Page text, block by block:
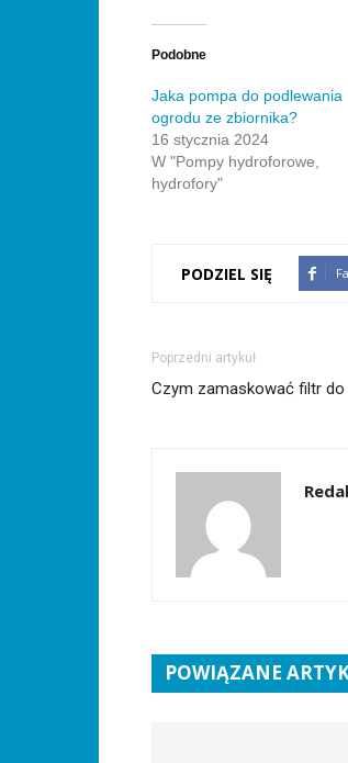
znajomego
e-
w
nowym
oknie)
Podobne
Jaka pompa do podlewania
ogrodu ze zbiornika?
16 stycznia 2024
W "Pompy hydroforowe,
hydrofory"
PODZIEL SIĘ
Poprzedni artykuł
Czym zamaskować filtr
POWIĄZANE